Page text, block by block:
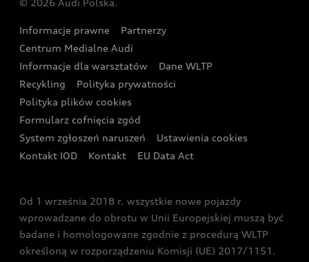
Wyszukaj najbliższego Partnera Audi
Oferta dla przedsiębiorców
Oferta dla klientów prywatnych
Kalkulator rat
Ubezpieczenie
Audi exclusive
Zasięg
Gwarancja
Akcje serwisowe Audi
Katalog online akcesoriów
Audi i Muzeum Sztuki Nowoczesnej w Warszawie
Audi driving experience
Audi quattro Cup
Audi i Puchar Świata w Skokach Narciarskich w
Zakopanem
© 2026 Audi Polska.
Informacje prawne
Partnerzy
Centrum Medialne Audi
Informacje dla warsztatów
Dane WLTP
Recykling
Polityka prywatności
Polityka plików cookies
Formularz cofnięcia zgód
System zgłoszeń naruszeń
Ustawienia cookies
Kontakt IOD
Kontakt EU Data Act
Od 1 września 2018 r. wszystkie nowe pojazdy
wprowadzane do obrotu w Unii Europejskiej muszą być
badane i homologowane zgodnie z procedurą WLTP
określoną w rozporządzeniu Komisji (UE) 2017/1151.